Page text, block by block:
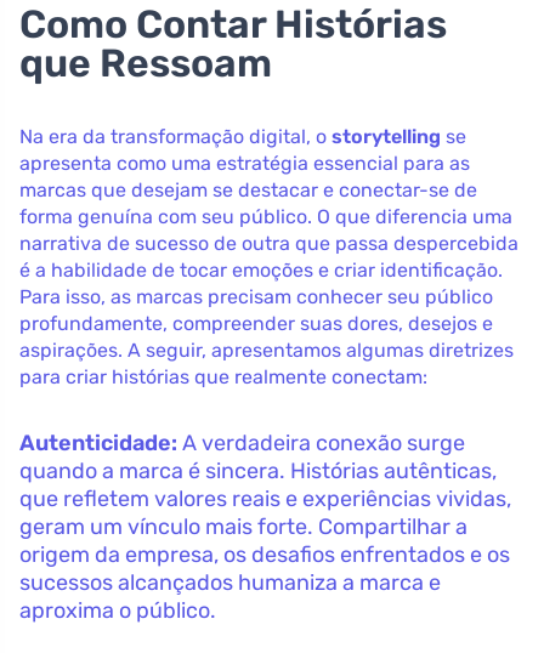
Como Contar Histórias
que Ressoam
Na era da transformação digital, o storytelling se
apresenta como uma estratégia essencial para as
marcas que desejam se destacar e conectar-se de
forma genuína com seu público. O que diferencia uma
narrativa de sucesso de outra que passa despercebida
é a habilidade de tocar emoções e criar identificação.
Para isso, as marcas precisam conhecer seu público
profundamente, compreender suas dores, desejos e
aspirações. A seguir, apresentamos algumas diretrizes
para criar histórias que realmente conectam:
Autenticidade: A verdadeira conexão surge
quando a marca é sincera. Histórias autênticas,
que refletem valores reais e experiências vividas,
geram um vínculo mais forte. Compartilhar a
origem da empresa, os desafios enfrentados e os
sucessos alcançados humaniza a marca e
aproxima o público.